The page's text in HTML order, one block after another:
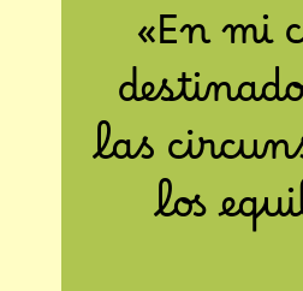
«En mi
las
los